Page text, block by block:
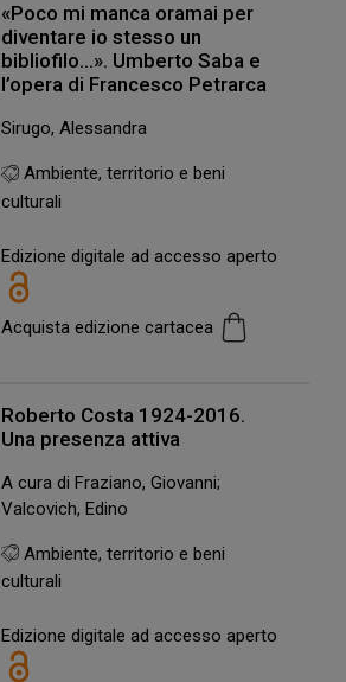
«Poco mi manca oramai per
diventare io stesso un
bibliofilo…». Umberto Saba e
l’opera di Francesco Petrarca
Sirugo, Alessandra
Ambiente, territorio e beni
culturali
Edizione digitale ad accesso aperto
Acquista edizione cartacea
Roberto Costa 1924-2016.
Una presenza attiva
A cura di Fraziano, Giovanni;
Valcovich, Edino
Ambiente, territorio e beni
culturali
Edizione digitale ad accesso aperto